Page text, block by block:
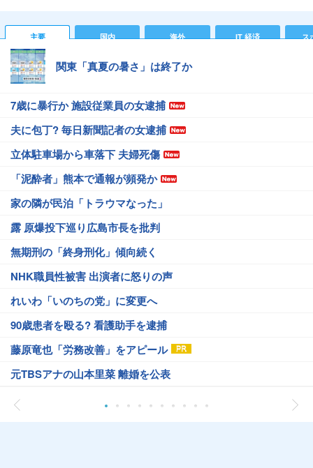
主要 国内 海外 IT 経済 ス
関東「真夏の暑さ」は終了か
7歳に暴行か 施設従業員の女逮捕
夫に包丁? 毎日新聞記者の女逮捕
立体駐車場から車落下 夫婦死傷
「泥酔者」熊本で通報が頻発か
家の隣が民泊「トラウマなった」
露 原爆投下巡り広島市長を批判
無期刑の「終身刑化」傾向続く
NHK職員性被害 出演者に怒りの声
れいわ「いのちの党」に変更へ
90歳患者を殴る? 看護助手を逮捕
藤原竜也「労務改善」をアピール
元TBSアナの山本里菜 離婚を公表